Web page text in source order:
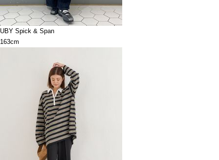
UBY Spick & Span
163cm